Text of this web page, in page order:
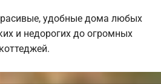
удобные дома любых
и недорогих до огромных